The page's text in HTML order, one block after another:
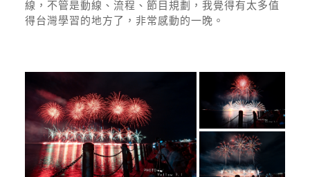
線，不管是動線、流程、節目規劃，我覺得有太多值
得台灣學習的地方了，非常感動的一晚。